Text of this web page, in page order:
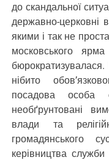
до скандальної
державно-церковні
якими і так не
московського
нібито
посадова особа
необґрунтовані
влади та
громадянського
керівництва